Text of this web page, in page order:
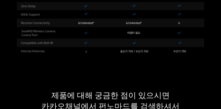
제품에 대해 궁금한 점이 있으시면
카카오채널에서 펀노마드를 검색하셔서